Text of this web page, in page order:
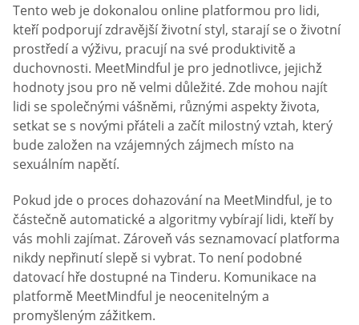
Tento web je dokonalou online platformou pro lidi,
kteří podporují zdravější životní styl, starají se o životní
prostředí a výživu, pracují na své produktivitě a
duchovnosti. MeetMindful je pro jednotlivce, jejichž
hodnoty jsou pro ně velmi důležité. Zde mohou najít
lidi se společnými vášněmi, různými aspekty života,
setkat se s novými přáteli a začít milostný vztah, který
bude založen na vzájemných zájmech místo na
sexuálním napětí.
Pokud jde o proces dohazování na MeetMindful, je to
částečně automatické a algoritmy vybírají lidi, kteří by
vás mohli zajímat. Zároveň vás seznamovací platforma
nikdy nepřinutí slepě si vybrat. To není podobné
datovací hře dostupné na Tinderu. Komunikace na
platformě MeetMindful je neocenitelným a
promyšleným zážitkem.